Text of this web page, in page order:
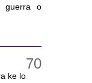
guerra o
ke lo